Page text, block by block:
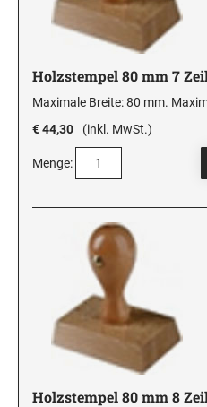
Holzstempel 80 mm 7
Maximale Breite: 80 mm.
€ 44,30
(inkl. MwSt.)
Menge:
Holzstempel 80 mm 8